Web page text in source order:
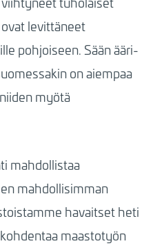
levittäneet
pohjoiseen. Sään ääri-
on aiempaa
myötä
mahdollistaa
mahdollisimman
havaitset heti
maastotyön